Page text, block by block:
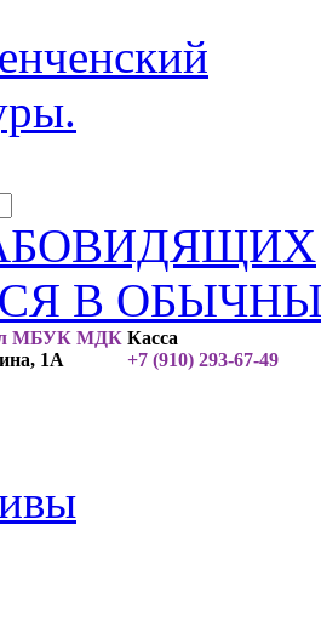
В
МБУК МДК
1А
Касса
+7 (910) 293-67-49